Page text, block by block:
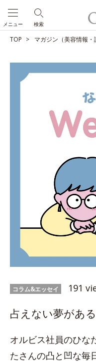
検索
メニュー
TOP マガジン（美容情報・
コラム&エッセイ 191
占えない夢があ
オルビス社員のひな
たさんの凸と凹な毎